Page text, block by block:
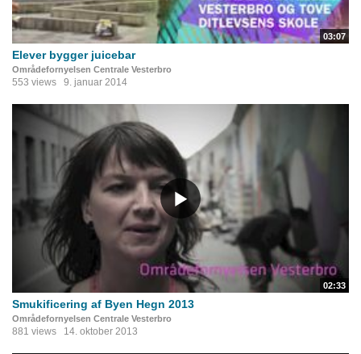
03:07
Elever bygger juicebar
Områdefornyelsen Centrale Vesterbro
553 views 9. januar 2014
02:33
Smukificering af Byen Hegn 2013
Områdefornyelsen Centrale Vesterbro
881 views 14. oktober 2013